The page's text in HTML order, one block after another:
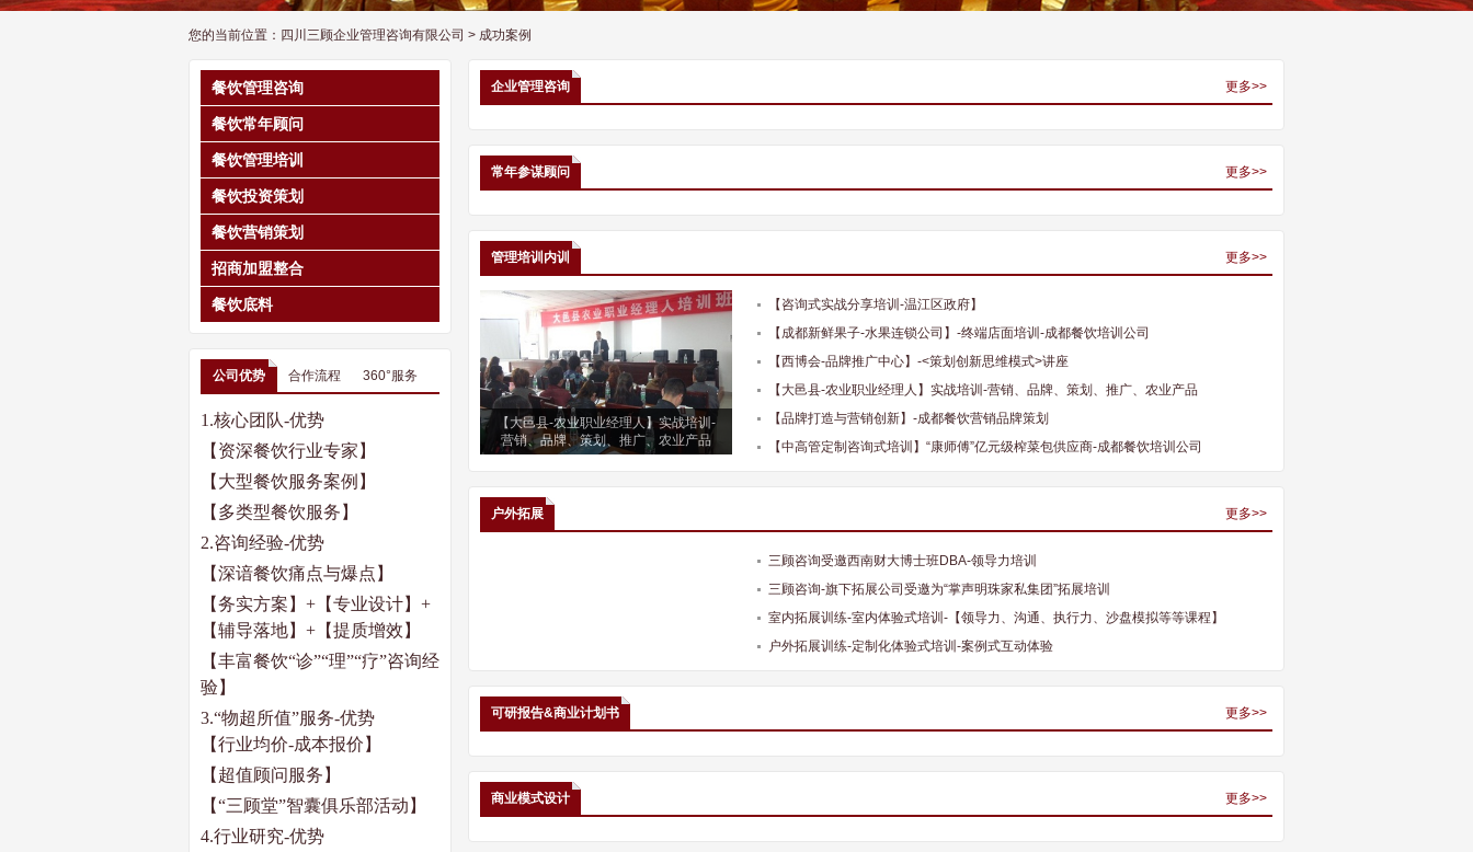
您的当前位置： 四川三顾企业管理咨询有限公司 > 成功案例
餐饮管理咨询
餐饮常年顾问
餐饮管理培训
餐饮投资策划
餐饮营销策划
招商加盟整合
餐饮底料
公司优势 合作流程 360°服务
1.核心团队-优势
【资深餐饮行业专家】
【大型餐饮服务案例】
【多类型餐饮服务】
2.咨询经验-优势
【深谙餐饮痛点与爆点】
【务实方案】 +【专业设计】+
【辅导落地】 + 【提质增效】
【丰富餐饮“诊”“理”“疗”咨询经
验】
3.“物超所值”服务-优势
【行业均价-成本报价】
【超值顾问服务】
【“三顾堂”智囊俱乐部活动】
4.行业研究-优势
企业管理咨询 更多>>
常年参谋顾问 更多>>
管理培训内训 更多>>
【大邑县-农业职业经理人】实战培训-
营销、品牌、策划、推广、农业产品
【咨询式实战分享培训-温江区政府】
【成都新鲜果子-水果连锁公司】-终端店面培训-成都餐饮培训公司
【西博会-品牌推广中心】-<策划创新思维模式>讲座
【大邑县-农业职业经理人】实战培训-营销、品牌、策划、推广、农业产品
【品牌打造与营销创新】-成都餐饮营销品牌策划
【中高管定制咨询式培训】“康师傅”亿元级榨菜包供应商-成都餐饮培训公司
户外拓展 更多>>
三顾咨询受邀西南财大博士班DBA-领导力培训
三顾咨询-旗下拓展公司受邀为“掌声明珠家私集团”拓展培训
室内拓展训练-室内体验式培训-【领导力、沟通、执行力、沙盘模拟等等课程】
户外拓展训练-定制化体验式培训-案例式互动体验
可研报告&商业计划书 更多>>
商业模式设计 更多>>